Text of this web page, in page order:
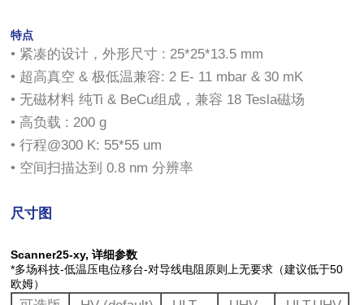
特点
• 紧凑的设计，外形尺⼨ : 25*25*13.5 mm
• 超⾼真空 & 极低温兼容: 2 E- 11 mbar & 30 mK
• ⽆磁材料 纯Ti & BeCu组成，兼容 18 Tesla磁场
• ⾼负载 : 200 g
• ⾏程@300 K: 55*55 um
• 空间扫描达到 0.8 nm 分辨率
尺⼨图
Scanner25-xy, 详细参数
*多场科技-低温压电位移台-对导线电阻原则上⽆要求（建议低于50
欧姆）